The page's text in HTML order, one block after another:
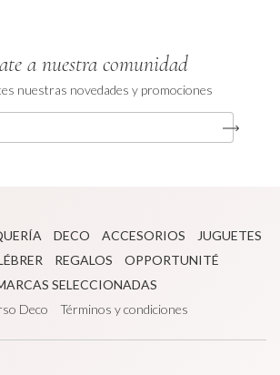
a nuestra comunidad
nuestras novedades y promociones
DECO ACCESORIOS
JUGUETES
REGALOS
OPPORTUNITÉ
SELECCIONADAS
Deco
Términos y condiciones